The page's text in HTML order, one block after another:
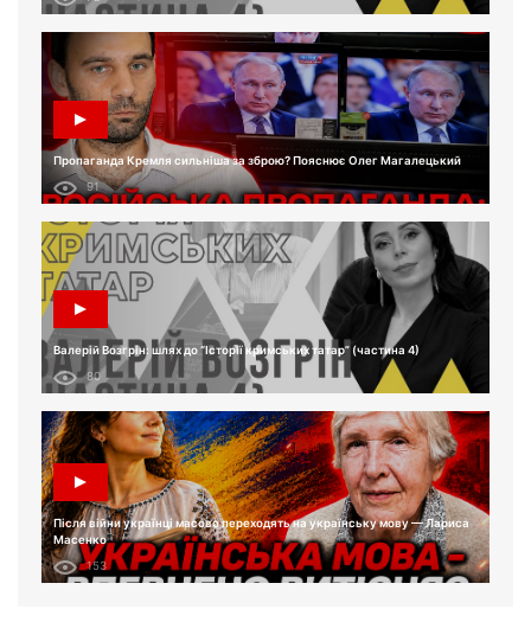
Пропаганда Кремля сильніша за зброю? Пояснює Олег Магалецький
91
Валерій Возгрін: шлях до “Історії кримських татар” (частина 4)
80
Після війни українці масово переходять на українську мову — Лариса
Масенко
153